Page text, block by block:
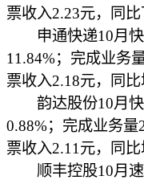
票收入2.23元，同比
申通快递10月快
11.84%；完成业务
票收入2.18元，同比
韵达股份10月快
0.88%；完成业务
票收入2.11元，同比
顺丰控股10月速